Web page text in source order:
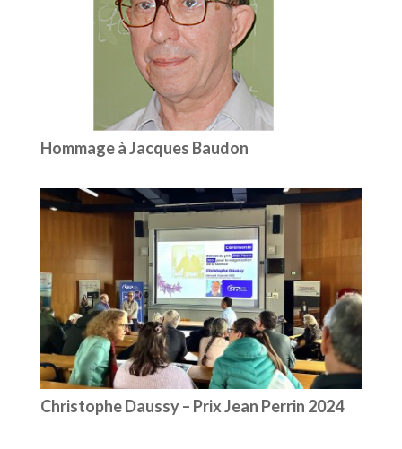
Hommage à Jacques Baudon
Christophe Daussy – Prix Jean Perrin 2024